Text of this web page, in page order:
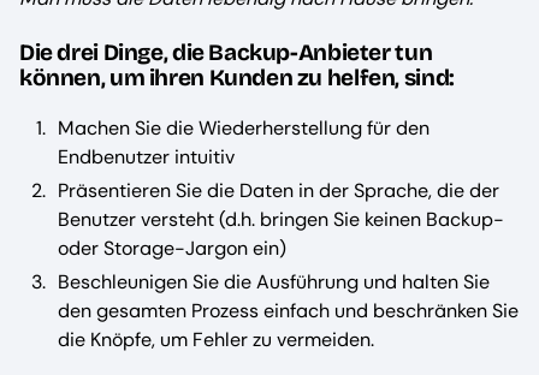
Die drei Dinge, die Backup-Anbieter tun
können, um ihren Kunden zu helfen, sind:
Machen Sie die Wiederherstellung für den
Endbenutzer intuitiv
Präsentieren Sie die Daten in der Sprache, die der
Benutzer versteht (d.h. bringen Sie keinen Backup-
oder Storage-Jargon ein)
Beschleunigen Sie die Ausführung und halten Sie
den gesamten Prozess einfach und beschränken Sie
die Knöpfe, um Fehler zu vermeiden.